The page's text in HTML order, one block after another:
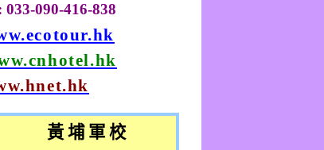
033-090-416-838
黃 埔 軍 校